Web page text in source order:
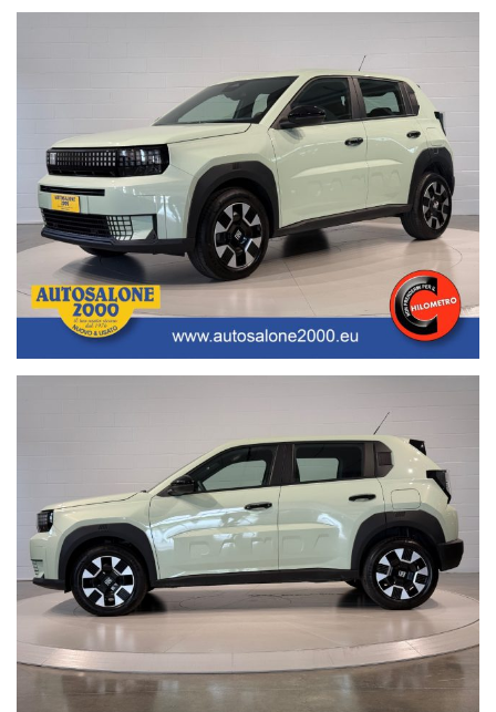
(privati/ditte individuali/società);
• Garanzia legale di Conformità prevista obbligatoriamente dal
• Garanzia assicurativa estensibile fino a 3 anni senza limite di
Segui Autosalone 2000 srl e leggi le recensioni che descrivono
l’esperienza dei nostri clienti:
• www.autosalone2000.eu dove potrai trovare l’intero parco auto
aggiornato, maggiori foto e info per ogni singola vettura, i nostri
servizi e la nostra storia dal 1976 ad oggi.
• Facebook / Instagram aggiornato con nuovi arrivi, descrizioni delle
attività e l’album fotografico delle consegne, ovvero il momento più
emozionante immortalato con i nostri clienti.
Nota bene: La dotazione tecnica e gli accessori indicati nella
presente scheda potrebbero non coincidere con l’effettivo
equipaggiamento del veicolo, a causa della non uniformità dei dati
pubblicati dai diversi portali.Al fine di evitare inconvenienti per
eventuali inesattezze relative all’annuncio è consigliabile accertarsi
della disponibilità dell’autovettura e della correttezza dei dati
inseriti. Autosalone 2000 srl declina ogni responsabilità per
eventuali involontarie incongruenze, che non rappresentano in
l’inconveniente e vi invitiamo a verificare le caratteristiche dello
specifico veicolo. Autosalone 2000 srl declina ogni responsabilità
per eventuali involontarie incongruenze, che non rappresentano in